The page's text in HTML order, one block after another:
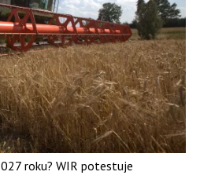
roku? WIR potestuje